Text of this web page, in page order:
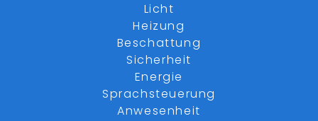
Licht
Heizung
Beschattung
Sicherheit
Energie
Sprachsteuerung
Anwesenheit